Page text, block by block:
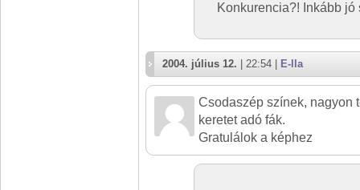
Konkurencia?! Inkább
2004. július 12. | 22:54 | E-lla
Csodaszép színek, nagyon
keretet adó fák.
Gratulálok a képhez